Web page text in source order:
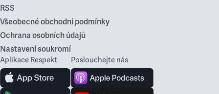
RSS
Všeobecné obchodní podmínky
Ochrana osobních údajů
Nastavení soukromí
Aplikace Respekt Poslouchejte nás